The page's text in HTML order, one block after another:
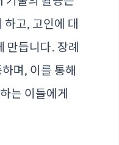
고, 고인에 대
만듭니다. 장례
며, 이를 통해
는 이들에게